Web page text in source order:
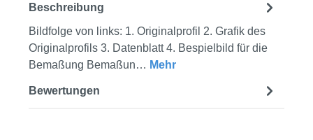
Beschreibung
Bildfolge von links: 1. Originalprofil 2. Grafik des
Originalprofils 3. Datenblatt 4. Bespielbild für die
Bemaßung Bemaßun… Mehr
Bewertungen